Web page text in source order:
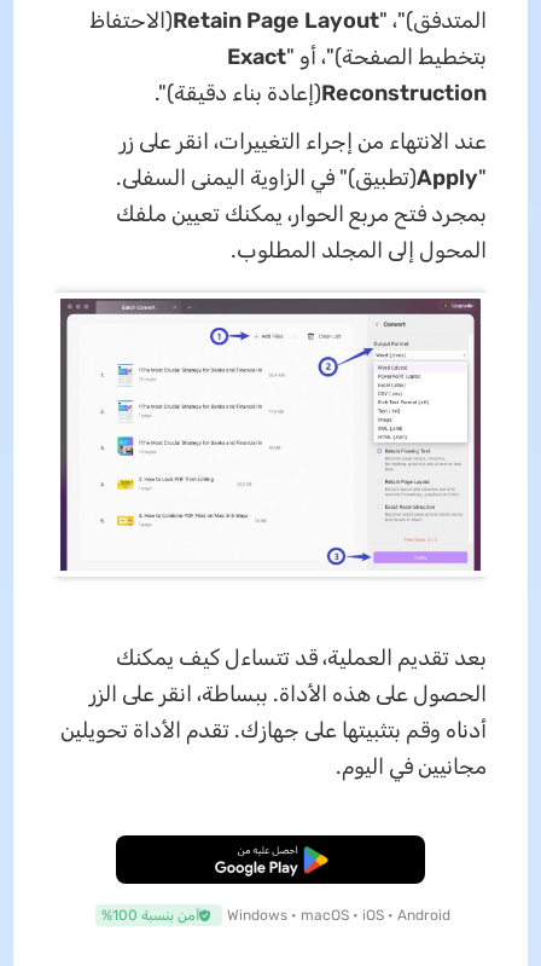
المتدفق)"، "Retain Page Layout(الاحتفاظ
بتخطيط الصفحة)"، أو "Exact
Reconstruction(إعادة بناء دقيقة)".
عند الانتهاء من إجراء التغييرات، انقر على زر
"
Apply(تطبيق)" في الزاوية اليمنى السفلى.
بمجرد فتح مربع الحوار، يمكنك تعيين ملفك
المحول إلى المجلد المطلوب.
بعد تقديم العملية، قد تتساءل كيف يمكنك
الحصول على هذه الأداة. ببساطة، انقر على الزر
أدناه وقم بتثبيتها على جهازك. تقدم الأداة تحويلين
مجانيين في اليوم.
تنزيل مجاني
Windows • macOS • iOS • Android آمن بنسبة 100%